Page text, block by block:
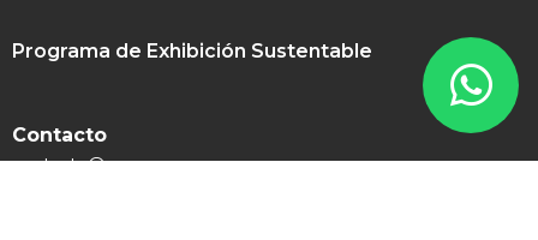
Programa de Exhibición Sustentable
Contacto
contacto@expomex.com